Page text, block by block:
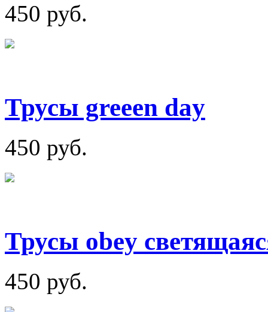
450 руб.
Трусы greeen day
450 руб.
Трусы obey
450 руб.